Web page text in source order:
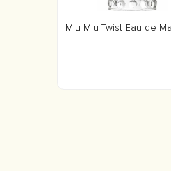
Miu Miu Twist Eau de